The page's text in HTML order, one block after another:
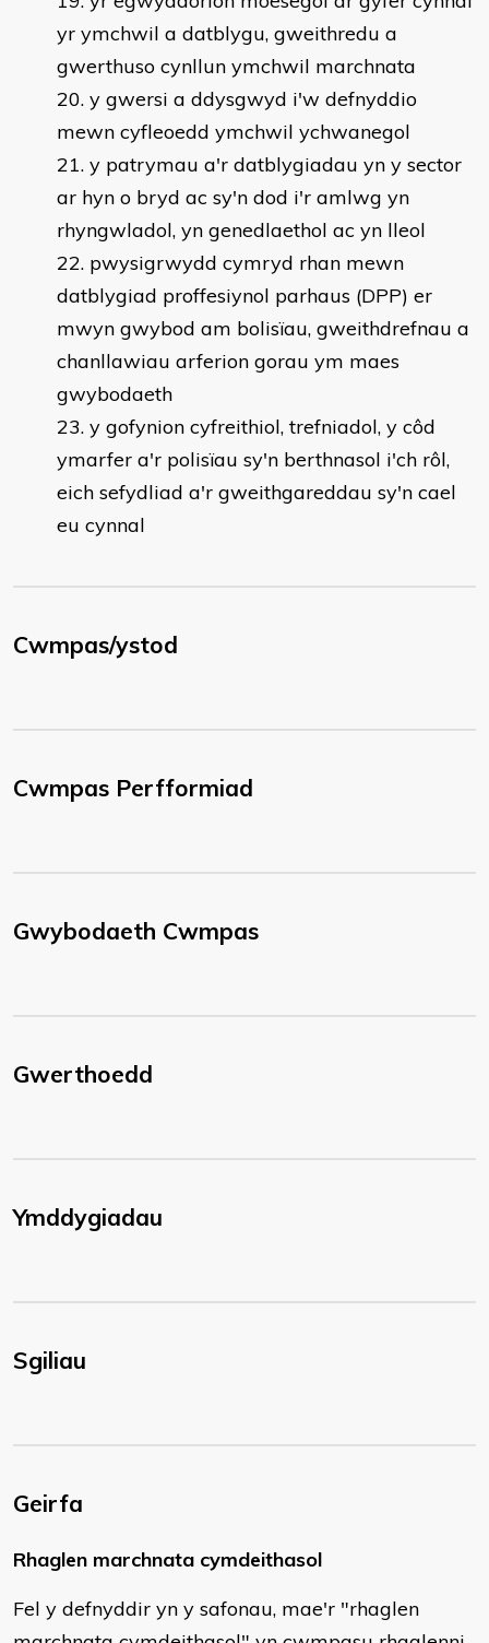
yr ymchwil a datblygu, gweithredu a
gwerthuso cynllun ymchwil marchnata
y gwersi a ddysgwyd i'w defnyddio
mewn cyfleoedd ymchwil ychwanegol
y patrymau a'r datblygiadau yn y sector
ar hyn o bryd ac sy'n dod i'r amlwg yn
rhyngwladol, yn genedlaethol ac yn lleol
pwysigrwydd cymryd rhan mewn
datblygiad proffesiynol parhaus (DPP) er
mwyn gwybod am bolisïau, gweithdrefnau a
chanllawiau arferion gorau ym maes
gwybodaeth
y gofynion cyfreithiol, trefniadol, y côd
ymarfer a'r polisïau sy'n berthnasol i'ch rôl,
eich sefydliad a'r gweithgareddau sy'n cael
eu cynnal
Cwmpas/ystod
Cwmpas Perfformiad
Gwybodaeth Cwmpas
Gwerthoedd
Ymddygiadau
Sgiliau
Geirfa
Rhaglen marchnata cymdeithasol
Fel y defnyddir yn y safonau, mae'r "rhaglen